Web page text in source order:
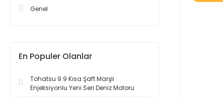
Genel
En Populer Olanlar
Tohatsu 9.9 Kısa Şaft Marşlı
Enjeksiyonlu Yeni Seri Deniz Motoru